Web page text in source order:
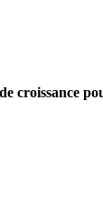
croissance